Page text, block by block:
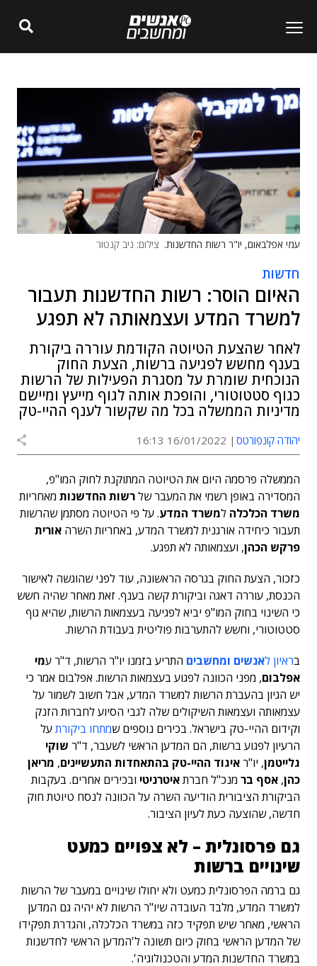
עמי אפלבאום, יו"ר רשות החדשנות. צילום: ניב קנטור
חדשות
האיום הוסר: רשות החדשנות תעבור
למשרד המדע ועצמאותה לא תפגע
לאחר שהצעת הטיוטה הקודמת עוררה ביקורת
בענף מחשש לפגיעה ברשות, הצעת החוק
הנוכחית שומרת על מסגרת הפעילות של הרשות
כגוף סטטוטורי, והופכת אותה לגוף מייעץ ומיישם
מדיניות הממשלה בכל מה שקשור לענף ההיי-טק
יהודה קונפורטס 16/01/2022 16:13
הממשלה פרסמה היום את הטיוטה המתוקנת לחוק המו"פ,
המסדירה באופן רשמי את המעבר שלרשות החדשנות מאחריות
משרד הכלכלה למשרד המדע. על פי הטיוטה מסתמן שהרשות
תעבור כיחידה אורגנית למשרד המדע, באחריות השרה אורית
פרקש הכהן, ועצמאותה לא תפגע.
כזכור, הצעת החוק בגרסה הראשונה, עוד לפני שהוגשה לאישור
הכנסת, עוררה דאגה וביקורת קשה בענף. זאת מאחר שהיה חשש
כי השינוי בחוק המו"פ יביא לפגיעה בעצמאות הרשות, שהיא גוף
סטטוטורי, וחשש להתערבות פוליטית בעבודת הרשות.
בראיון לאנשים ומחשבים התריע בזמנו יו"ר הרשות, ד"ר עמי
אפלבום, מפני הכוונה לפגוע בעצמאות הרשות. אפלבום אמר כי
יש הגיון בהעברת הרשות למשרד המדע, אבל חשוב לשמור על
עצמאותה ועצמאות השיקולים שלה לגבי הסיוע לחברות הזנק
וקידום ההיי-טק בישראל. בכירים נוספים שמתחו ביקורתעל
הרעיון לפגוע ברשות, הם המדען הראשי לשעבר, ד"ר שוקי
גלייטמן, יו"ראיגוד ההיי-טק בהתאחדות התעשיינים, מריאן
כהן, אסף בר מנכ"ל חברתאיטרניטי ובכירים אחרים. בעקבות
הביקורת הציבורית הודיעה השרה על הכוונה לנסח טיוטת חוק
חדשה, שהוצעה כעת לעיון הציבור.
גם פרסונלית – לא צפויים כמעט
שינויים ברשות
גם ברמה הפרסונלית כמעט ולא יחולו שינויים במעבר של הרשות
למשרד המדע, מלבד העובדה שיו"ר הרשות לא יהיה גם המדען
הראשי, מאחר שיש תפקיד כזה במשרד הכלכלה, והגדרת תפקידו
של המדען הראשי בחוק כיום תשונה ל'המדען הראשי לחדשנות
במשרד החדשנות המדע והטכנולוגיה'.